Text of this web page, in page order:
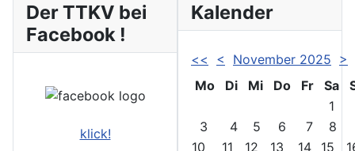
Der TTKV bei
Facebook !
klick!
Kalender
<< < November 2025 >
Mo
Di Mi Do Fr Sa
1
3
4 5 6 7 8
10
11 12 13 14 15